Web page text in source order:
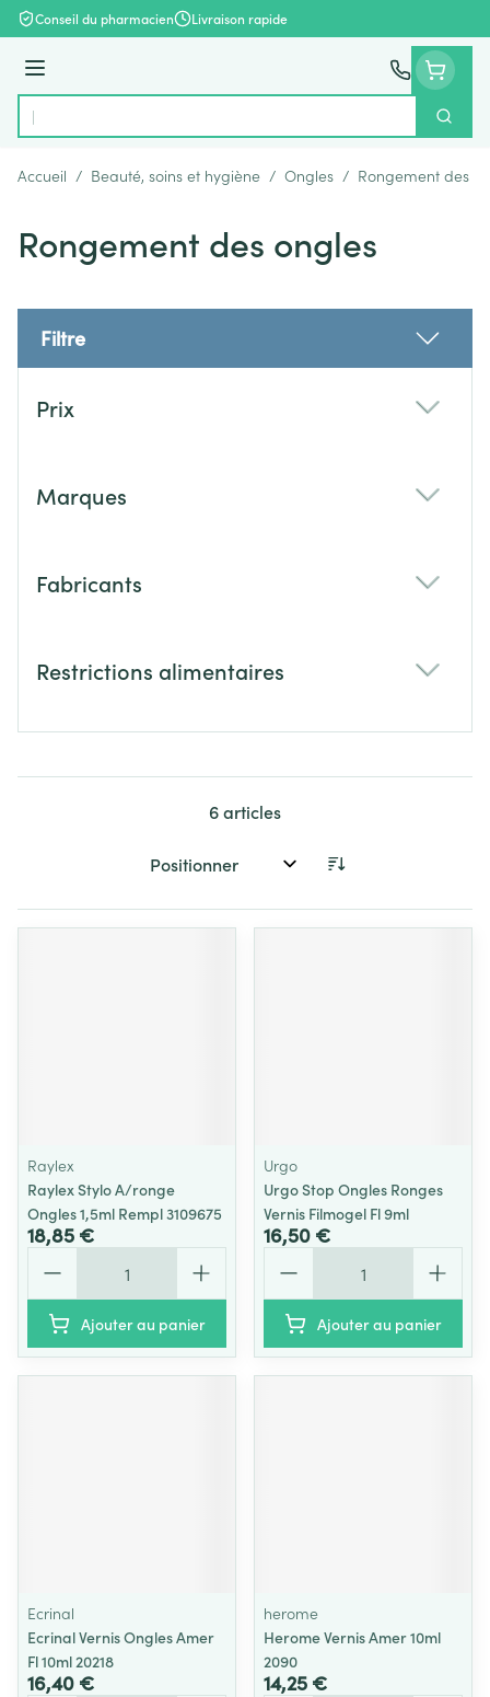
Aller au contenu
Conseil du pharmacien Livraison rapide
Menu
Rechercher
Accueil / Beauté, soins et hygiène / Ongles / Rongement des
Rongement des ongles
Filtre
Prix
Marques
Fabricants
Restrictions alimentaires
6articles
Trier par:
Raylex
Raylex Stylo A/ronge
Ongles 1,5ml Rempl 3109675
18,85 €
Ajouter au panier
Urgo
Urgo Stop Ongles Ronges
Vernis Filmogel Fl 9ml
16,50 €
Ajouter au panier
Ecrinal
Ecrinal Vernis Ongles Amer
Fl 10ml 20218
16,40 €
herome
Herome Vernis Amer 10ml
2090
14,25 €